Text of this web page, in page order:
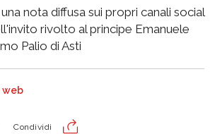
nota diffusa sui propri canali social
rivolto al principe Emanuele
Palio di Asti
web
Condividi